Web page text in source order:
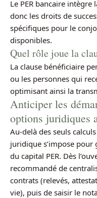
Le PER bancaire intègre
donc les droits de
spécifiques pour le
disponibles.
Quel rôle joue la
La clause bénéficiaire
ou les personnes qui
optimisant ainsi la
Anticiper les
options juridiques
Au-delà des seuls
juridique s’impose
du capital PER. Dès
recommandé de
contrats (relevés,
vie), puis de saisir le